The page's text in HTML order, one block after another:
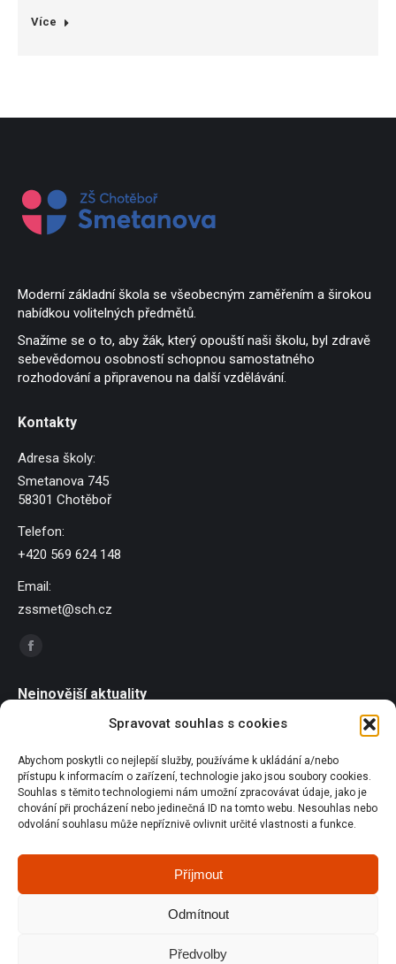
Spravovat souhlas s cookies
Abychom poskytli co nejlepší služby, používáme k ukládání a/nebo
přístupu k informacím o zařízení, technologie jako jsou soubory cookies.
Souhlas s těmito technologiemi nám umožní zpracovávat údaje, jako je
chování při procházení nebo jedinečná ID na tomto webu. Nesouhlas nebo
odvolání souhlasu může nepříznivě ovlivnit určité vlastnosti a funkce.
Příjmout
Odmítnout
Předvolby
Více
Moderní základní škola se všeobecným zaměřením a širokou
nabídkou volitelných předmětů.
Snažíme se o to, aby žák, který opouští naši školu, byl zdravě
sebevědomou osobností schopnou samostatného
rozhodování a připravenou na další vzdělávání.
Kontakty
Adresa školy:
Smetanova 745
58301 Chotěboř
Telefon:
+420 569 624 148
Email:
zssmet@sch.cz
Find us on:
opens
window
Nejnovější aktuality
Závody dračích lodí
21/06/2026
Sportování u Pilské nádrže
18/06/2026
Orienťáci na republice v Plzni